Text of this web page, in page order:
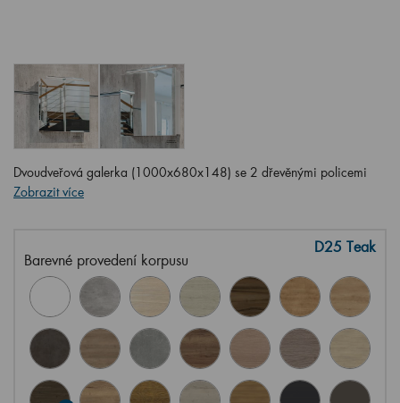
Dvoudveřová galerka (1000x680x148) se 2 dřevěnými policemi
Zobrazit více
Barevné provedení korpusu
D25 Teak